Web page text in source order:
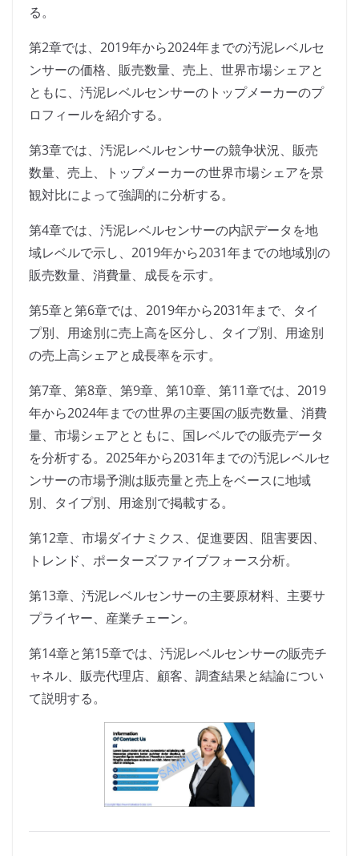
る。
第2章では、2019年から2024年までの汚泥レベルセ
ンサーの価格、販売数量、売上、世界市場シェアと
ともに、汚泥レベルセンサーのトップメーカーのプ
ロフィールを紹介する。
第3章では、汚泥レベルセンサーの競争状況、販売
数量、売上、トップメーカーの世界市場シェアを景
観対比によって強調的に分析する。
第4章では、汚泥レベルセンサーの内訳データを地
域レベルで示し、2019年から2031年までの地域別の
販売数量、消費量、成長を示す。
第5章と第6章では、2019年から2031年まで、タイ
プ別、用途別に売上高を区分し、タイプ別、用途別
の売上高シェアと成長率を示す。
第7章、第8章、第9章、第10章、第11章では、2019
年から2024年までの世界の主要国の販売数量、消費
量、市場シェアとともに、国レベルでの販売データ
を分析する。2025年から2031年までの汚泥レベルセ
ンサーの市場予測は販売量と売上をベースに地域
別、タイプ別、用途別で掲載する。
第12章、市場ダイナミクス、促進要因、阻害要因、
トレンド、ポーターズファイブフォース分析。
第13章、汚泥レベルセンサーの主要原材料、主要サ
プライヤー、産業チェーン。
第14章と第15章では、汚泥レベルセンサーの販売チ
ャネル、販売代理店、顧客、調査結果と結論につい
て説明する。